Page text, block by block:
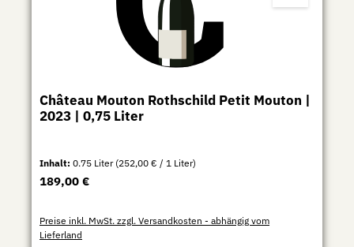
Château Mouton Rothschild Petit Mouton |
2023 | 0,75 Liter
Inhalt:0.75 Liter (252,00 € / 1 Liter)
Regulärer Preis:
189,00 €
Preise inkl. MwSt. zzgl. Versandkosten - abhängig vom
Lieferland